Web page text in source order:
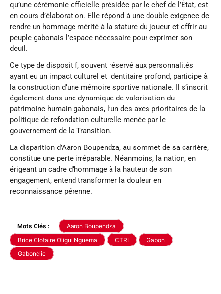
qu’une cérémonie officielle présidée par le chef de l’État, est
en cours d’élaboration. Elle répond à une double exigence de
rendre un hommage mérité à la stature du joueur et offrir au
peuple gabonais l’espace nécessaire pour exprimer son
deuil.
Ce type de dispositif, souvent réservé aux personnalités
ayant eu un impact culturel et identitaire profond, participe à
la construction d’une mémoire sportive nationale. Il s’inscrit
également dans une dynamique de valorisation du
patrimoine humain gabonais, l’un des axes prioritaires de la
politique de refondation culturelle menée par le
gouvernement de la Transition.
La disparition d’Aaron Boupendza, au sommet de sa carrière,
constitue une perte irréparable. Néanmoins, la nation, en
érigeant un cadre d’hommage à la hauteur de son
engagement, entend transformer la douleur en
reconnaissance pérenne.
Mots Clés :
Aaron Boupendza
Brice Clotaire Oligui Nguema
CTRI
Gabon
Gabonclic